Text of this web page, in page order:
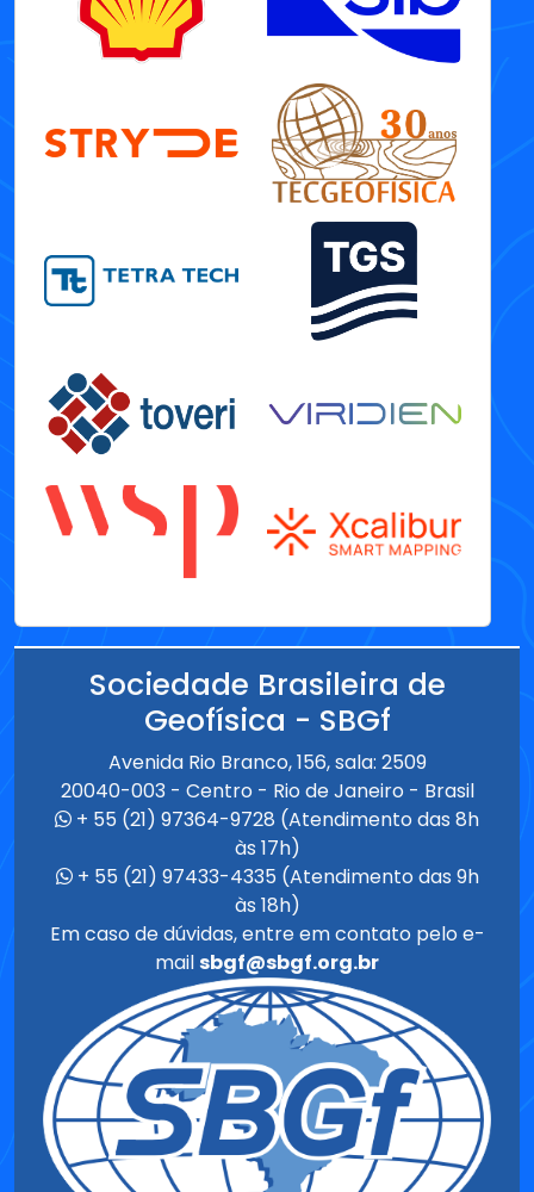
Sociedade Brasileira de
Geofísica - SBGf
Avenida Rio Branco, 156, sala: 2509
20040-003 - Centro - Rio de Janeiro - Brasil
+ 55 (21) 97364-9728 (Atendimento das 8h
às 17h)
+ 55 (21) 97433-4335 (Atendimento das 9h
às 18h)
Em caso de dúvidas, entre em contato pelo e-
mailsbgf@sbgf.org.br